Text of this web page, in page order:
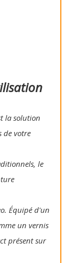
la solution
de votre
le
Équipé d'un
un vernis
présent sur